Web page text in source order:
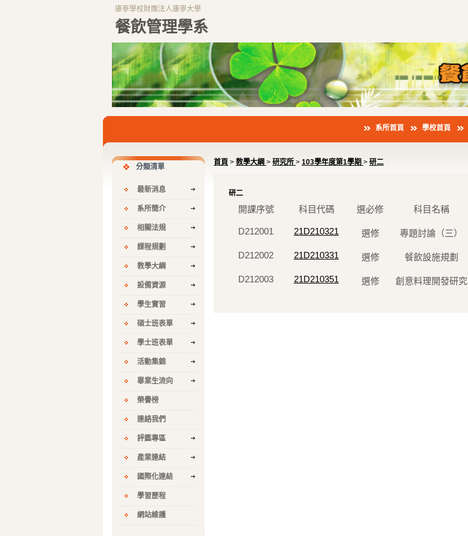
餐飲管理學系
康寧學校財團法人康寧大學
系所首頁 學校首頁
分類清單
最新消息
系所簡介
相關法規
課程規劃
教學大綱
設備資源
學生實習
碩士班表單
學士班表單
活動集錦
畢業生流向
榮譽榜
連絡我們
評鑑專區
產業連結
國際化連結
學習歷程
網站維護
首頁 > 教學大綱 > 研究所 > 103學年度第1學期 > 研二
研二
開課序號 科目代碼 選必修 科目名稱
D212001 21D210321 選修 專題討論（三）
D212002 21D210331 選修 餐飲設施規劃
D212003 21D210351 選修 創意料理開發研究